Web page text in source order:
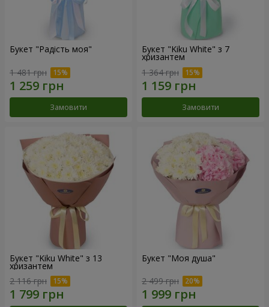
Букет "Радість моя"
1 481 грн
Замовити
Букет "Kiku White" з 7
хризантем
1 364 грн
Замовити
Букет "Kiku White" з 13
хризантем
2 116 грн
Букет "Моя душа"
2 499 грн